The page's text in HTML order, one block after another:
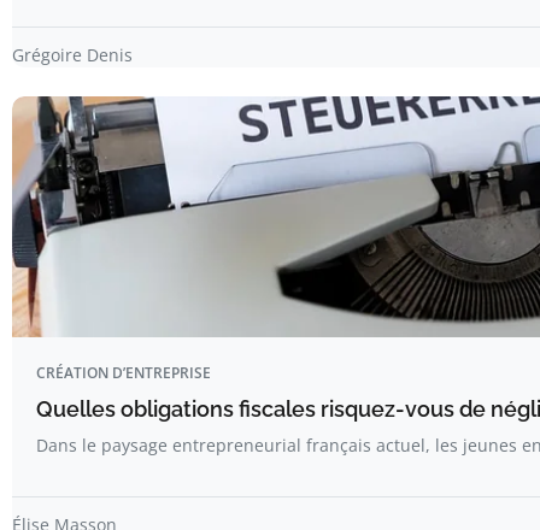
Grégoire Denis
CRÉATION D’ENTREPRISE
Quelles obligations fiscales risquez-vous de
Dans le paysage entrepreneurial français actuel, les jeunes
Élise Masson